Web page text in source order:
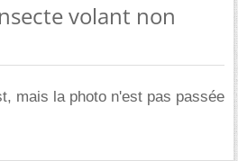
volant non
mais la photo n'est pas passée